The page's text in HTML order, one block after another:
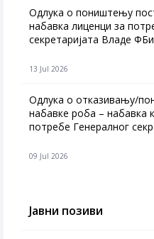
Одлука о поништењу
набавка лиценци за
секретаријата Владе
13 Jul 2026
Одлука о отказивању/
набавке роба – набавка
потребе Генералног
09 Jul 2026
Јавни позиви